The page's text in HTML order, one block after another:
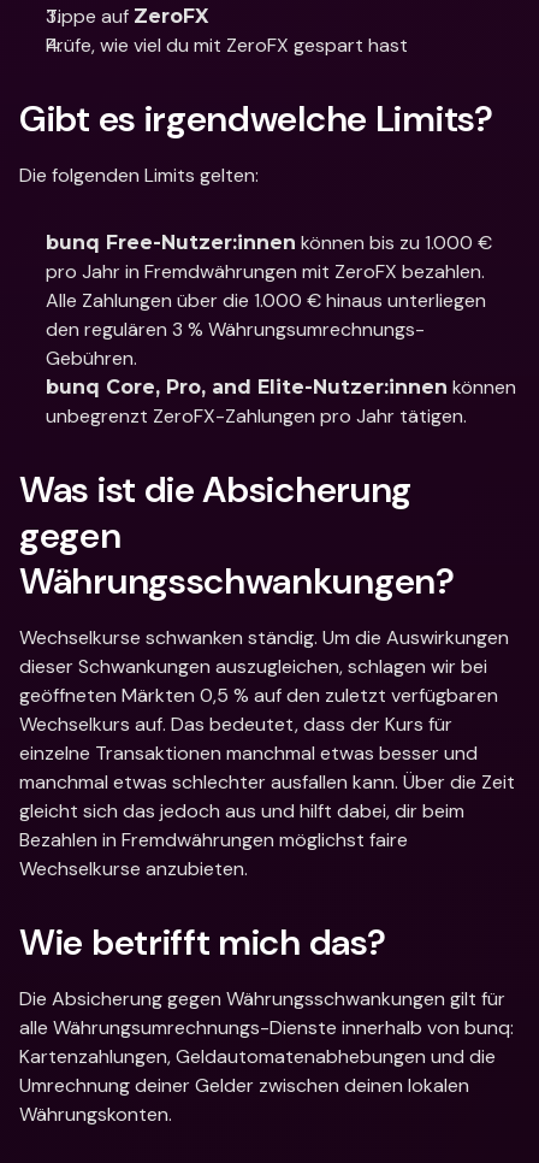
Tippe auf ZeroFX
Prüfe, wie viel du mit ZeroFX gespart hast
Gibt es irgendwelche Limits?
Die folgenden Limits gelten:
bunq Free-Nutzer:innen können bis zu 1.000 €
pro Jahr in Fremdwährungen mit ZeroFX bezahlen.
Alle Zahlungen über die 1.000 € hinaus unterliegen
den regulären 3 % Währungsumrechnungs-
Gebühren.
bunq Core, Pro, and Elite-Nutzer:innen können
unbegrenzt ZeroFX-Zahlungen pro Jahr tätigen.
Was ist die Absicherung
gegen
Währungsschwankungen?
Wechselkurse schwanken ständig. Um die Auswirkungen
dieser Schwankungen auszugleichen, schlagen wir bei
geöffneten Märkten 0,5 % auf den zuletzt verfügbaren
Wechselkurs auf. Das bedeutet, dass der Kurs für
einzelne Transaktionen manchmal etwas besser und
manchmal etwas schlechter ausfallen kann. Über die Zeit
gleicht sich das jedoch aus und hilft dabei, dir beim
Bezahlen in Fremdwährungen möglichst faire
Wechselkurse anzubieten.
Wie betrifft mich das?
Die Absicherung gegen Währungsschwankungen gilt für
alle Währungsumrechnungs-Dienste innerhalb von bunq:
Kartenzahlungen, Geldautomatenabhebungen und die
Umrechnung deiner Gelder zwischen deinen lokalen
Währungskonten.